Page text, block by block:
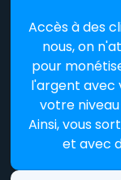
Accès à des
nous, on
pour
l'argent avec
votre
Ainsi, vous
et avec